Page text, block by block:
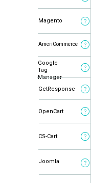
Magento
AmeriCommerce
Google
Tag
Manager
GetResponse
OpenCart
CS-Cart
Joomla